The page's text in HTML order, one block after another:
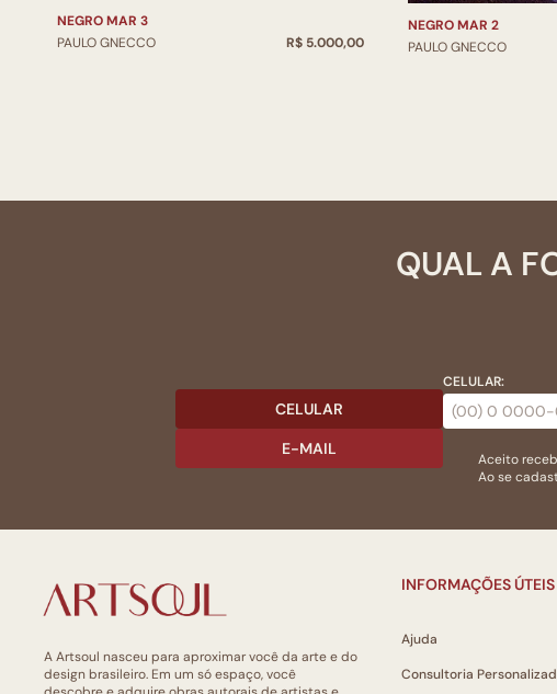
NEGRO MAR 3
PAULO GNECCO
R$ 5.000,00
NEGRO MAR 2
PAULO GNECCO
QUAL A
CELULAR
E-MAIL
CELULAR:
Aceito
Ao se
A Artsoul nasceu para aproximar você da arte e do
design brasileiro. Em um só espaço, você
INFORMAÇÕES ÚTEIS
Ajuda
Consultoria